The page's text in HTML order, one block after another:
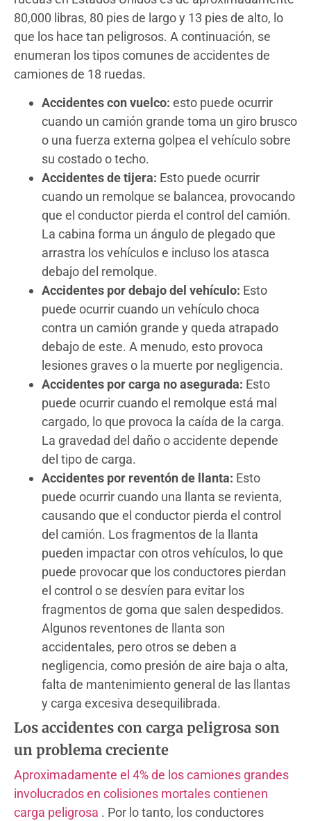
80,000 libras, 80 pies de largo y 13 pies de alto, lo
que los hace tan peligrosos. A continuación, se
enumeran los tipos comunes de accidentes de
camiones de 18 ruedas.
Accidentes con vuelco: esto puede ocurrir
cuando un camión grande toma un giro brusco
o una fuerza externa golpea el vehículo sobre
su costado o techo.
Accidentes de tijera: Esto puede ocurrir
cuando un remolque se balancea, provocando
que el conductor pierda el control del camión.
La cabina forma un ángulo de plegado que
arrastra los vehículos e incluso los atasca
debajo del remolque.
Accidentes por debajo del vehículo: Esto
puede ocurrir cuando un vehículo choca
contra un camión grande y queda atrapado
debajo de este. A menudo, esto provoca
lesiones graves o la muerte por negligencia.
Accidentes por carga no asegurada: Esto
puede ocurrir cuando el remolque está mal
cargado, lo que provoca la caída de la carga.
La gravedad del daño o accidente depende
del tipo de carga.
Accidentes por reventón de llanta: Esto
puede ocurrir cuando una llanta se revienta,
causando que el conductor pierda el control
del camión. Los fragmentos de la llanta
pueden impactar con otros vehículos, lo que
puede provocar que los conductores pierdan
el control o se desvíen para evitar los
fragmentos de goma que salen despedidos.
Algunos reventones de llanta son
accidentales, pero otros se deben a
negligencia, como presión de aire baja o alta,
falta de mantenimiento general de las llantas
y carga excesiva desequilibrada.
Los accidentes con carga peligrosa son
un problema creciente
Aproximadamente el 4% de los camiones grandes
involucrados en colisiones mortales contienen
carga peligrosa . Por lo tanto, los conductores